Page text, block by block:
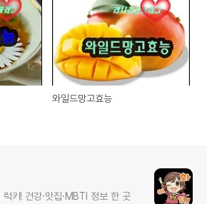
와일드망고효능
키! 건강·맛집·MBTI 정보 한 곳